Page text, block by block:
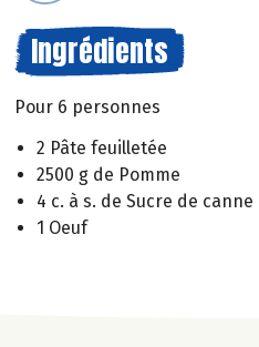
Ingrédients
Pour 6 personnes
2 Pâte feuilletée
2500 g de Pomme
4 c. à s. de Sucre de canne
1 Oeuf